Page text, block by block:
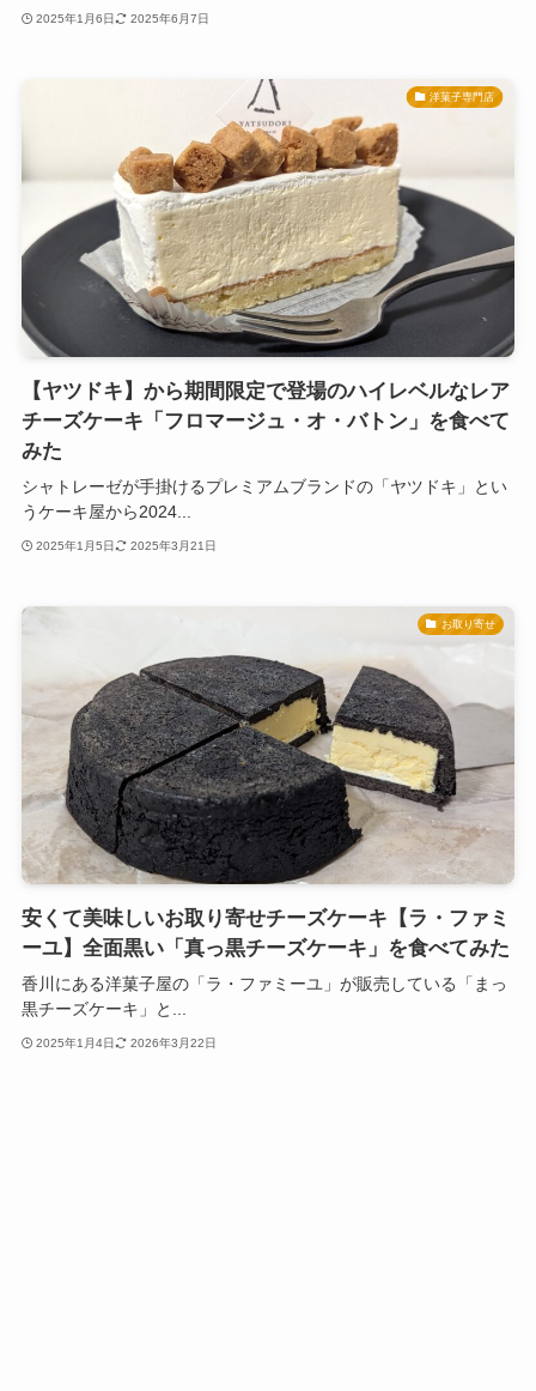
2025年1月6日 2025年6月7日
洋菓子専門店
【ヤツドキ】から期間限定で登場のハイレベルなレア
チーズケーキ「フロマージュ・オ・バトン」を食べて
みた
シャトレーゼが手掛けるプレミアムブランドの「ヤツドキ」とい
うケーキ屋から2024...
2025年1月5日 2025年3月21日
お取り寄せ
安くて美味しいお取り寄せチーズケーキ【ラ・ファミ
ーユ】全面黒い「真っ黒チーズケーキ」を食べてみた
香川にある洋菓子屋の「ラ・ファミーユ」が販売している「まっ
黒チーズケーキ」と...
2025年1月4日 2026年3月22日